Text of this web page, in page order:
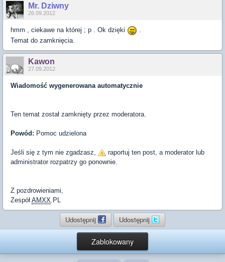
Mr. Dziwny
26.09.2012
hmm , ciekawe na której ; p . Ok dzięki
.
Temat do zamknięcia.
Kawon
27.09.2012
Wiadomość wygenerowana automatycznie
Ten temat został zamknięty przez moderatora.
Powód: Pomoc udzielona
Jeśli się z tym nie zgadzasz,
raportuj ten post, a moderator lub
administrator rozpatrzy go ponownie.
Z pozdrowieniami,
Zespół AMXX .PL
Udostępnij Udostępnij
Zablokowany